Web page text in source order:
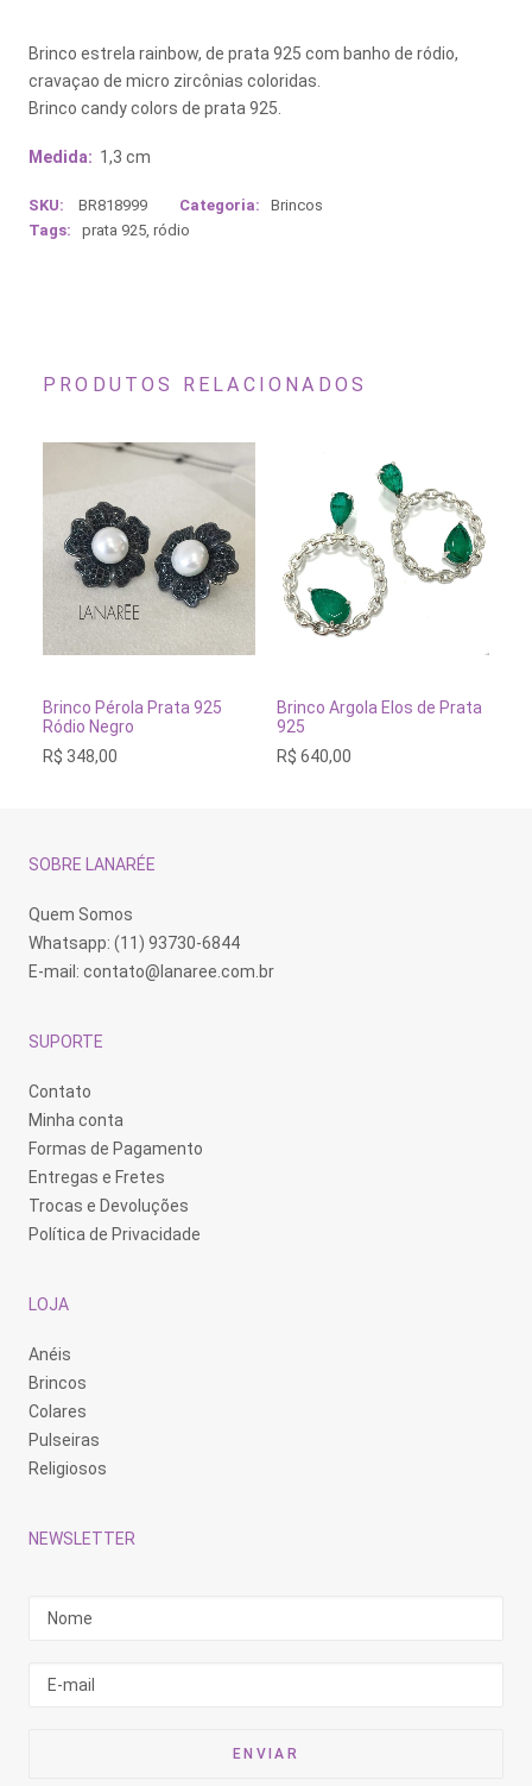
Brinco estrela rainbow, de prata 925 com banho de ródio,
cravaçao de micro zircônias coloridas.
Brinco candy colors de prata 925.
Medida: 1,3 cm
SKU: BR818999 Categoria:
Brincos
Tags:
prata 925, ródio
PRODUTOS RELACIONADOS
ADICIONAR AO CARRINHO
Brinco Pérola Prata 925
Ródio Negro
R$ 348,00
ADICIONAR AO
Brinco Argola Elos de Prata
925
R$ 640,00
SOBRE LANARÉE
Quem Somos
Whatsapp: (11) 93730-6844
E-mail: contato@lanaree.com.br
SUPORTE
Contato
Minha conta
Formas de Pagamento
Entregas e Fretes
Trocas e Devoluções
Política de Privacidade
LOJA
Anéis
Brincos
Colares
Pulseiras
Religiosos
NEWSLETTER